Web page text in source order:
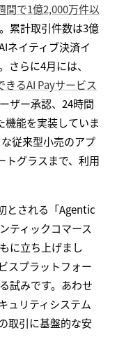
間で1億2,000万件以
累計取引件数は3億
ネイティブ決済イ
さらに4月には、
るAI Payサービス
ザー承認、24時間
機能を実装していま
従来型小売のアプ
トグラスまで、利用
とされる「Agentic
ティックコマース
に立ち上げまし
スプラットフォー
試みです。あわせ
ュリティシステム
取引に基盤的な安